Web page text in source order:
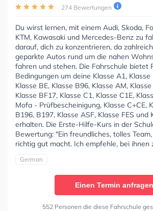
274 Bewertungen
Du wirst lernen, mit einem Audi, Skoda,
KTM, Kawasaki und Mercedes-Benz zu
darauf, dich zu konzentrieren, da
geparkte Autos rund um die nahen
fahren und stehen. Die Fahrschule bietet
Bedingungen um deine Klasse A1, Klasse
Klasse BE, Klasse B96, Klasse AM,
Klasse BF17, Klasse C1, Klasse C1E,
Mofa - Prüfbescheinigung, Klasse C+CE,
B196, B197, Klasse ASF, Klasse FES und
erhalten. Die Erste-Hilfe-Kurs in der
Bewertung: "Ein freundliches, tolles
richtig gut macht. Ich empfehle, bei ihnen
German
Einen Termin anfragen
552 Personen die diese Fahrschule